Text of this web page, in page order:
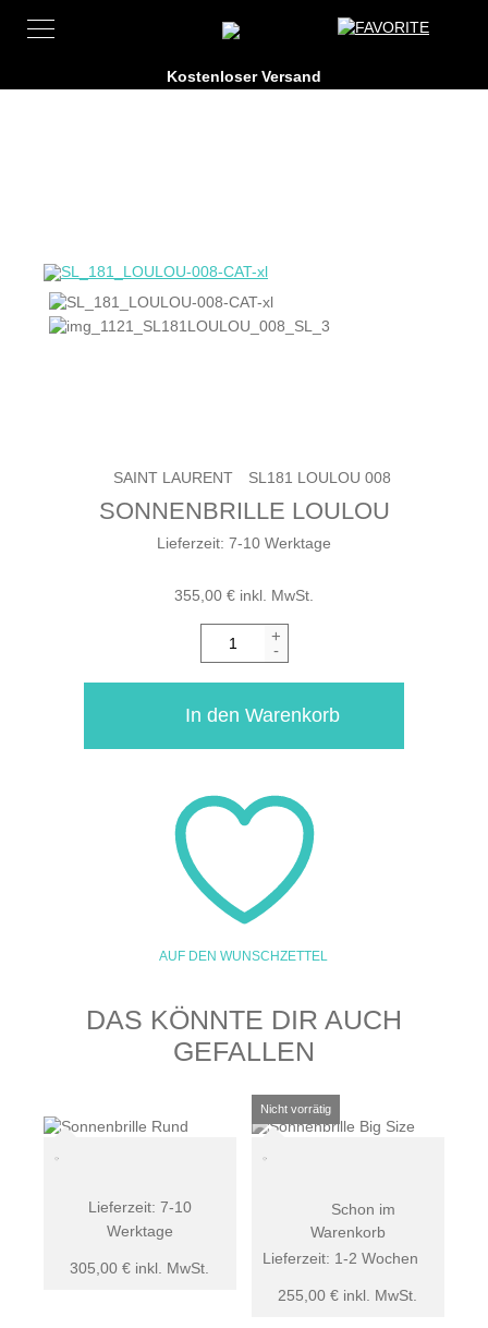
SL181 LOULOU 008
SAINT LAURENT
SONNENBRILLE LOULOU
Lieferzeit: 7-10 Werktage
355,00 € inkl. MwSt.
-
+
In den Warenkorb
AUF DEN WUNSCHZETTEL
DAS KÖNNTE DIR AUCH
GEFALLEN
305,00 € inkl. MwSt.
Lieferzeit: 7-10
Werktage
255,00€ inkl. MwSt.
Lieferzeit: 1-2 Wochen
Schon im
Warenkorb